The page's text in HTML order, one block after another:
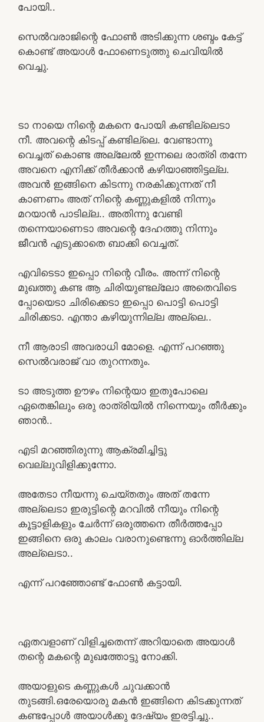
പോയി..
സെൽവരാജിന്റെ ഫോൺ അടിക്കുന്ന ശബ്ദം കേട്ട്
കൊണ്ട് അയാൾ ഫോണെടുത്തു ചെവിയിൽ
വെച്ചു.
ടാ നായെ നിന്റെ മകനെ പോയി കണ്ടില്ലെടാ
നീ. അവന്റെ കിടപ്പ് കണ്ടില്ലെ. വേണ്ടാന്നു
വെച്ചത് കൊണ്ട അല്ലേൽ ഇന്നലെ രാത്രി തന്നേ
അവനെ എനിക്ക് തീർക്കാൻ കഴിയാഞ്ഞിട്ടല്ല.
അവൻ ഇങ്ങിനെ കിടന്നു നരകിക്കുന്നത് നീ
കാണണം അത് നിന്റെ കണ്ണുകളിൽ നിന്നും
മറയാൻ പാടില്ല.. അതിന്നു വേണ്ടി
തന്നെയാണെടാ അവന്റെ ദേഹത്തു നിന്നും
ജീവൻ എടുക്കാതെ ബാക്കി വെച്ചത്.
എവിടെടാ ഇപ്പൊ നിന്റെ വീരം. അന്ന് നിന്റെ
മുഖത്തു കണ്ട ആ ചിരിയുണ്ടല്ലോ അതെവിടെ
പ്പോയെടാ ചിരിക്കെടാ ഇപ്പൊ പൊട്ടി പൊട്ടി
ചിരിക്കടാ. എന്താ കഴിയുന്നില്ല അല്ലെ..
നീ ആരാടി അവരാധി മോളെ. എന്ന് പറഞ്ഞു
സെൽവരാജ് വാ തുറന്നതും.
ടാ അടുത്ത ഊഴം നിന്റെയാ ഇതുപോലെ
ഏതെങ്കിലും ഒരു രാത്രിയിൽ നിന്നെയും തീർക്കും
ഞാൻ..
എടി മറഞ്ഞിരുന്നു ആക്രമിച്ചിട്ടു
വെല്ലുവിളിക്കുന്നോ.
അതേടാ നീയന്നു ചെയ്തതും അത് തന്നേ
അല്ലെടാ ഇരുട്ടിന്റെ മറവിൽ നീയും നിന്റെ
കൂട്ടാളികളും ചേർന്ന് ഒരുത്തനെ തീർത്തപ്പോ
ഇങ്ങിനെ ഒരു കാലം വരാനുണ്ടെന്നു ഓർത്തില്ല
അല്ലെടാ..
എന്ന് പറഞ്ഞോണ്ട് ഫോൺ കട്ടായി.
ഏതവളാണ് വിളിച്ചതെന്ന് അറിയാതെ അയാൾ
തന്റെ മകന്റെ മുഖത്തോട്ടു നോക്കി.
അയാളുടെ കണ്ണുകൾ ചുവക്കാൻ
തുടങ്ങി.ഒരേയൊരു മകൻ ഇങ്ങിനെ കിടക്കുന്നത്
കണ്ടപ്പോൾ അയാൾക്കു ദേഷ്യം ഇരട്ടിച്ചു..